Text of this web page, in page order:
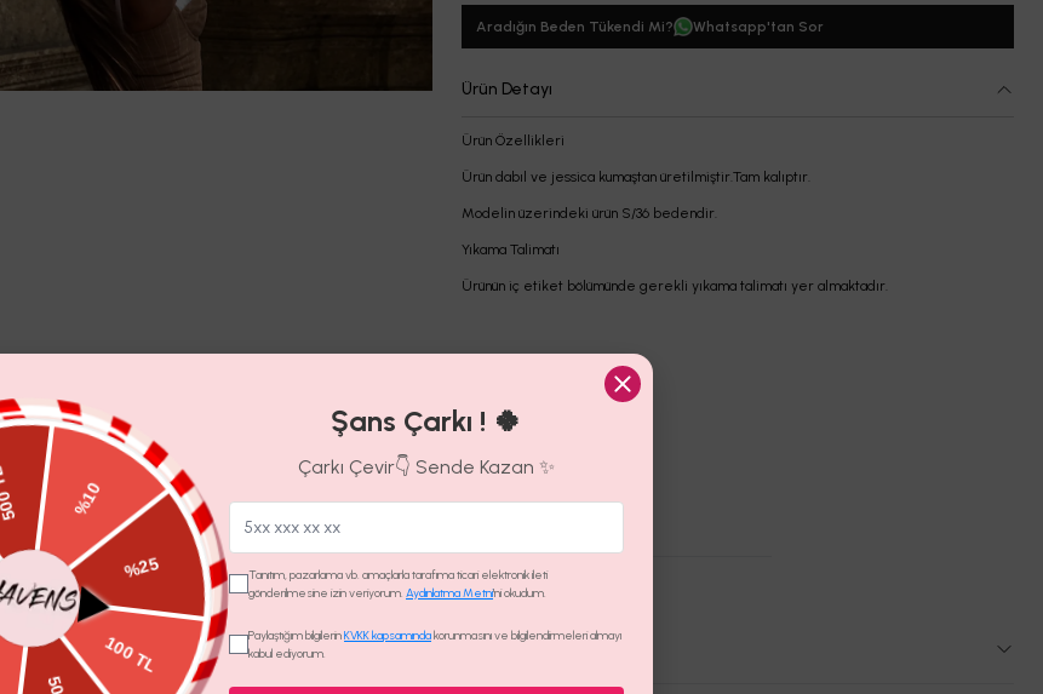
Aradığın Beden Tükendi Mi? Whatsapp'tan Sor
Ürün Detayı
Ürün Özellikleri
Ürün dabıl ve jessica kumaştan üretilmiştir.Tam kalıptır.
Modelin üzerindeki ürün S/36 bedendir.
Yıkama Talimatı
Ürünün iç etiket bölümünde gerekli yıkama talimatı yer almaktadır.
4.0
SeyhanM.
Teslimat
Şans Çarkı ! 🍀
Çarkı Çevir👇 Sende Kazan ✨
Tanıtım, pazarlama vb. amaçlarla tarafıma ticari elektronik ileti
gönderilmesine izin veriyorum. Aydınlatma Metni'ni okudum.
Paylaştığım bilgilerinKVKK kapsamındakorunmasını ve bilgilendirmeleri almayı
kabul ediyorum.